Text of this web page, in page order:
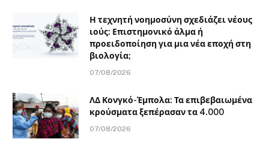
Η τεχνητή νοημοσύνη σχεδιάζει νέους
ιούς: Επιστημονικό άλμα ή
προειδοποίηση για μια νέα εποχή στη
βιολογία;
07/08/2026
ΛΔ Κονγκό-Έμπολα: Τα επιβεβαιωμένα
κρούσματα ξεπέρασαν τα 4.000
07/08/2026